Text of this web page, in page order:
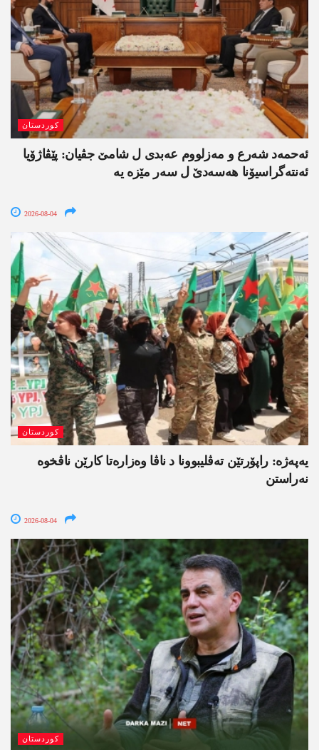
کوردستان
ئەحمەد شەرع و مەزلووم عەبدی ل شامێ جڤیان: پێڤاژۆیا
ئەنتەگراسیۆنا ھەسەدێ ل سەر مێزە یە
2026-08-04
کوردستان
یەپەژە: راپۆرتێن تەڤلیبوونا د ناڤا وەزارەتا کارێن ناڤخوە
نەراستن
2026-08-04
کوردستان